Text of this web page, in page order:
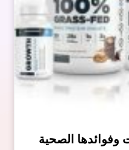
وفوائدها الصحية